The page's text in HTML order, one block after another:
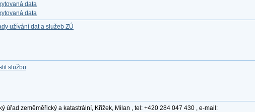
data
data
užívání dat a služeb ZÚ
službu
úřad zeměměřický a katastrální, Křížek, Milan , tel: +420 284 047 430 , e-mail: